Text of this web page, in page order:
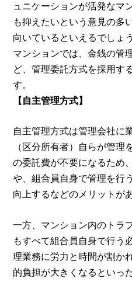
ュニケーションが活発なマ
も抑えたいという意見の多
向いているといえるでしょ
マンションでは、金銭の管
ど、管理委託方式を採用す
す。
【自主管理方式】
自主管理方式は管理会社に
（区分所有者）自らが管理
の委託費が不要になるため
や、組合員自身で管理を行
向上するなどのメリットが
一方、マンション内のトラ
もすべて組合員自身で行う
理業務に労力と時間が割か
的負担が大きくなるといっ